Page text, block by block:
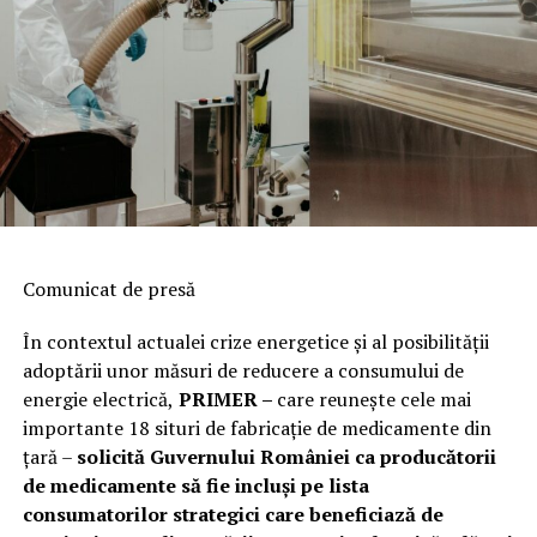
Comunicat de presă
În contextul actualei crize energetice și al posibilității
adoptării unor măsuri de reducere a consumului de
energie electrică, PRIMER – care reuneşte cele mai
importante 18 situri de fabricaţie de medicamente din
ţară – solicită Guvernului României ca producătorii
de medicamente să fie incluși pe lista
consumatorilor strategici care beneficiază de